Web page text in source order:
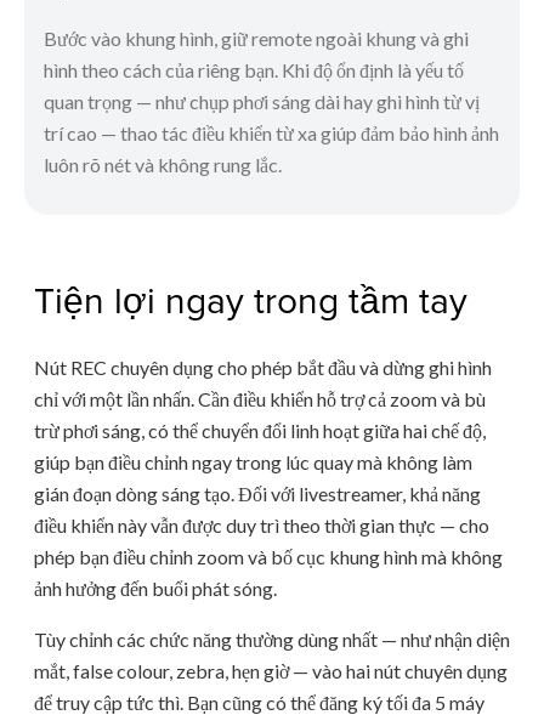
Bước vào khung hình, giữ remote ngoài khung và ghi
hình theo cách của riêng bạn. Khi độ ổn định là yếu tố
quan trọng — như chụp phơi sáng dài hay ghi hình từ vị
trí cao — thao tác điều khiển từ xa giúp đảm bảo hình ảnh
luôn rõ nét và không rung lắc.
Tiện lợi ngay trong tầm tay
Nút REC chuyên dụng cho phép bắt đầu và dừng ghi hình
chỉ với một lần nhấn. Cần điều khiển hỗ trợ cả zoom và bù
trừ phơi sáng, có thể chuyển đổi linh hoạt giữa hai chế độ,
giúp bạn điều chỉnh ngay trong lúc quay mà không làm
gián đoạn dòng sáng tạo. Đối với livestreamer, khả năng
điều khiển này vẫn được duy trì theo thời gian thực — cho
phép bạn điều chỉnh zoom và bố cục khung hình mà không
ảnh hưởng đến buổi phát sóng.
Tùy chỉnh các chức năng thường dùng nhất — như nhận diện
mắt, false colour, zebra, hẹn giờ — vào hai nút chuyên dụng
để truy cập tức thì. Bạn cũng có thể đăng ký tối đa 5 máy